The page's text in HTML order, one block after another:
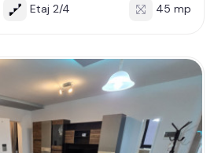
Etaj 2/4 45 mp